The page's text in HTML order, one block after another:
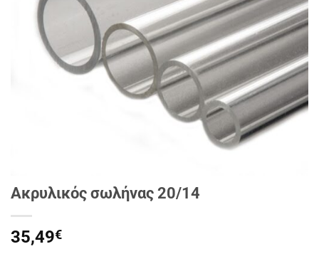
Ακρυλικός σωλήνας 20/14
35,49€